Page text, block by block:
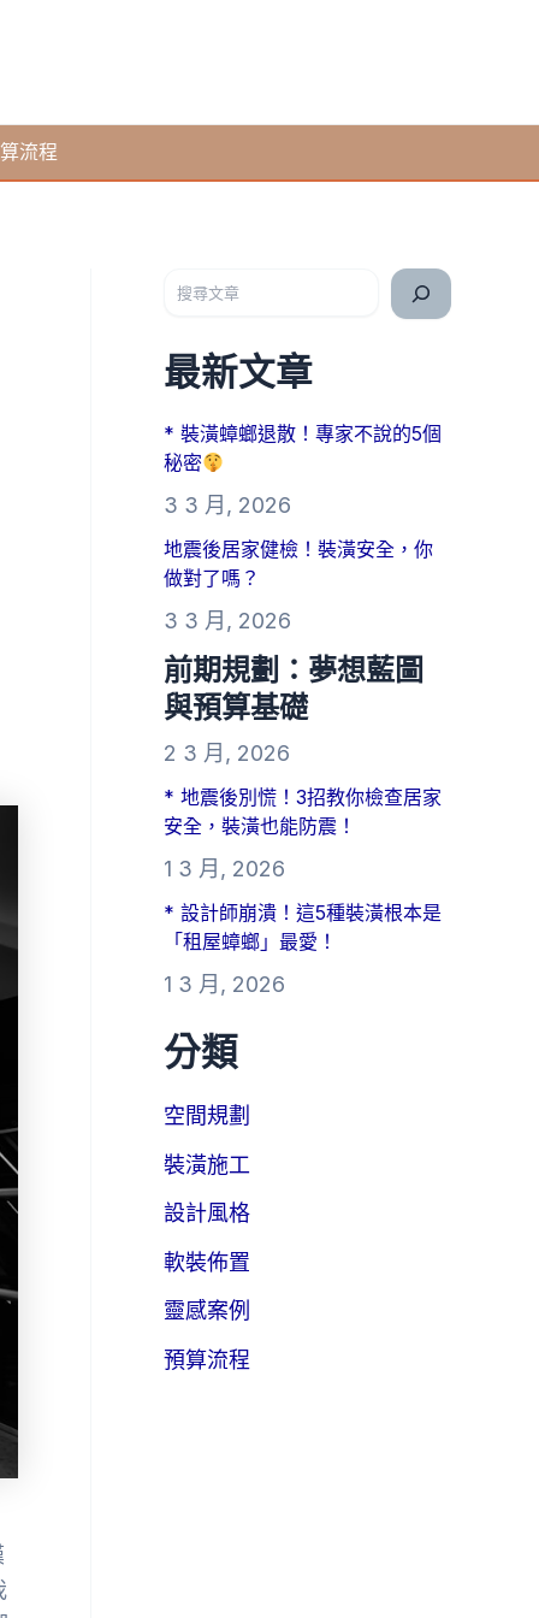
流程
最新文章
* 裝潢蟑螂退散！專家不說的5個
秘密
3 3 月, 2026
地震後居家健檢！裝潢安全，你
做對了嗎？
3 3 月, 2026
前期規劃：夢想藍圖
與預算基礎
2 3 月, 2026
* 地震後別慌！3招教你檢查居家
安全，裝潢也能防震！
1 3 月, 2026
* 設計師崩潰！這5種裝潢根本是
「租屋蟑螂」最愛！
1 3 月, 2026
分類
空間規劃
裝潢施工
設計風格
軟裝佈置
靈感案例
預算流程